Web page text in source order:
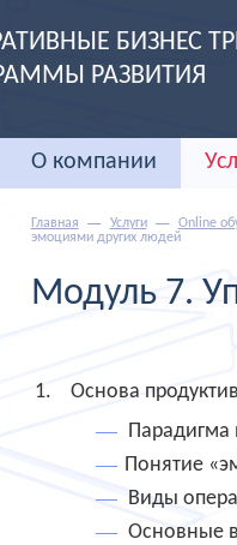
БИЗНЕС
РАЗВИТИЯ
О компании
Главная Услуги Online
эмоциями других людей
Модуль 7.
Основа
Парадигма
Понятие
Виды
Основные